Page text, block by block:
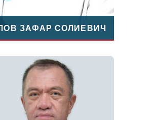
ЗАФАР СОЛИЕВИЧ